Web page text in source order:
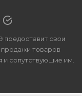
предоставит свои
товаров
и сопутствующие им.